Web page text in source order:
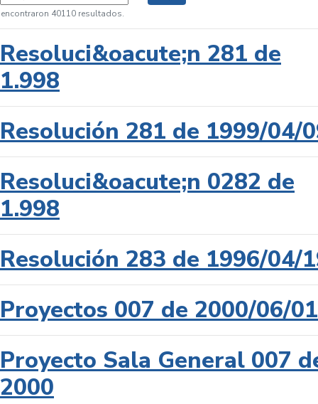
encontraron 40110 resultados.
Resoluci&oacute;n 281 de
1.998
Resolución 281 de 1999/04/
Resoluci&oacute;n 0282 de
1.998
Resolución 283 de 1996/04/
Proyectos 007 de 2000/06/01
Proyecto Sala General 007
2000